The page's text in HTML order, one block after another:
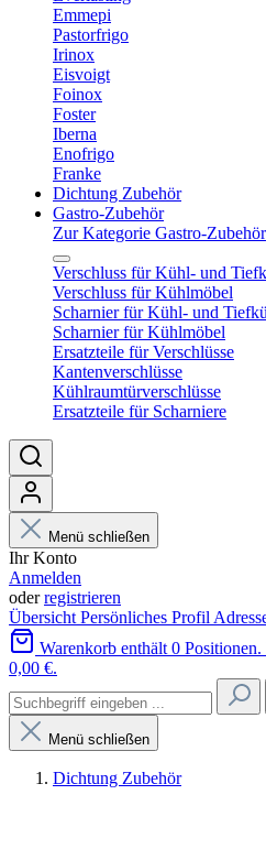
Emmepi
Pastorfrigo
Irinox
Eisvoigt
Foinox
Foster
Iberna
Enofrigo
Franke
Dichtung Zubehör
Gastro-Zubehör
Zur Kategorie Gastro-Zubehör
Verschluss für Kühl- und
Verschluss für Kühlmöbel
Scharnier für Kühl- und
Scharnier für Kühlmöbel
Ersatzteile für Verschlüsse
Kantenverschlüsse
Kühlraumtürverschlüsse
Ersatzteile für Scharniere
Menü schließen
Ihr Konto
Anmelden
oderregistrieren
Übersicht Persönliches Profil
Warenkorb enthält 0
0,00 €.
Menü schließen
Dichtung Zubehör